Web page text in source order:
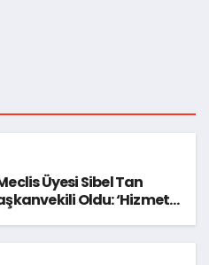
Üyesi Sibel Tan
Oldu: ‘Hizmet